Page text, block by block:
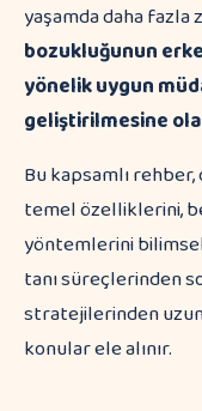
yaşamda daha fazla
bozukluğunun
yönelik uygun
geliştirilmesine
Bu kapsamlı
temel özelliklerini,
yöntemlerini
tanı süreçlerinden
stratejilerinden
konular ele alınır.